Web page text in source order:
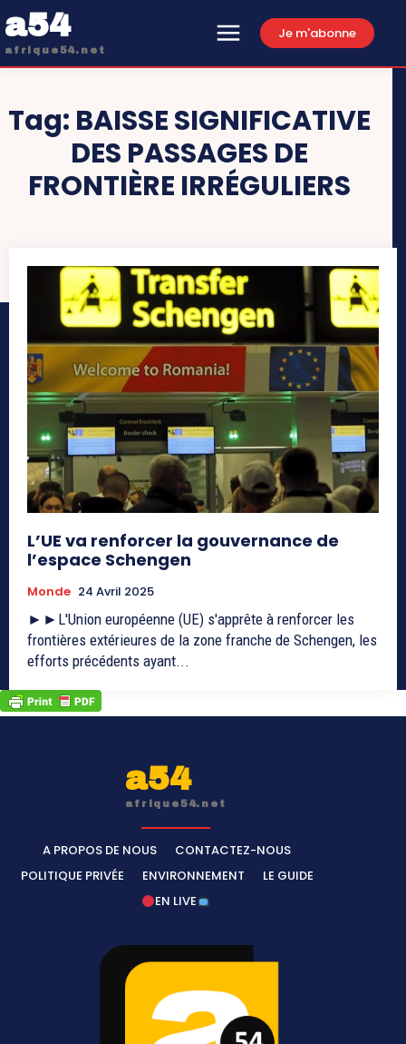
a54
afrique54.net
Je m'abonne
Tag: BAISSE SIGNIFICATIVE
DES PASSAGES DE
FRONTIÈRE IRRÉGULIERS
L’UE va renforcer la gouvernance de
l’espace Schengen
Monde 24 Avril 2025
►►L'Union européenne (UE) s'apprête à renforcer les
frontières extérieures de la zone franche de Schengen, les
efforts précédents ayant...
a54
afrique54.net
A PROPOS DE NOUS
CONTACTEZ-NOUS
POLITIQUE PRIVÉE
ENVIRONNEMENT
LE GUIDE
EN LIVE